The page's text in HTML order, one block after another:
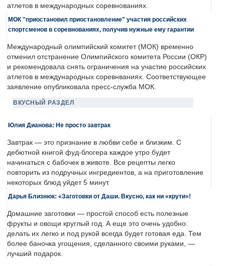
атлетов в международных соревнованиях.
МОК "приостановил приостановление" участия российских
спортсменов в соревнованиях, получив нужные ему гарантии
Международный олимпийский комитет (МОК) временно
отменил отстранение Олимпийского комитета России (ОКР)
и рекомендовала снять ограничения на участие российских
атлетов в международных соревнваниях. Соответствующее
заявление опубликовала пресс-служба МОК.
ВКУСНЫЙ РАЗДЕЛ
Юлия Дианова: Не просто завтрак
Завтрак — это признание в любви себе и близким. С
дебютной книгой фуд-блогера каждое утро будет
начинаться с бабочек в животе. Все рецепты легко
повторить из подручных ингредиентов, а на приготовление
некоторых блюд уйдет 5 минут.
Дарья Близнюк: «Заготовки от Даши. Вкусно, как ни «крути»!
Домашние заготовки — простой способ есть полезные
фрукты и овощи круглый год. А еще это очень удобно:
делать их легко и под рукой всегда будет готовая еда. Тем
более баночка угощения, сделанного своими руками, —
лучший подарок.